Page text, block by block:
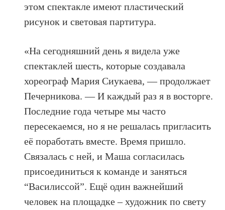
этом спектакле имеют пластический
рисунок и световая партитура.
«На сегодняшний день я видела уже
спектаклей шесть, которые создавала
хореограф Мария Сиукаева, — продолжает
Печерникова. — И каждый раз я в восторге.
Последние года четыре мы часто
пересекаемся, но я не решалась пригласить
её поработать вместе. Время пришло.
Связалась с ней, и Маша согласилась
присоединиться к команде и заняться
“Василиссой”. Ещё один важнейший
человек на площадке – художник по свету